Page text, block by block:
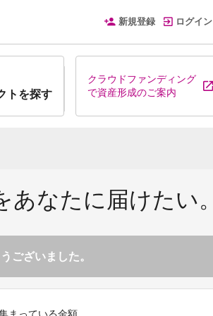
新規登録 ログイン
トを探す
クラウドファンディング
で資産形成のご案内
なたに届けたい。
ございました。
まっている金額